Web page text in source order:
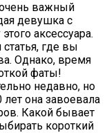
важный
девушка с
аксессуара.
где вы
Однако, время
фаты!
недавно, но
она завоевала
Какой бывает
короткий